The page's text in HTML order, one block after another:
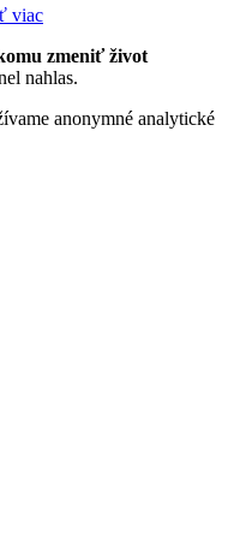
viac
zmeniť život
nahlas.
anonymné analytické